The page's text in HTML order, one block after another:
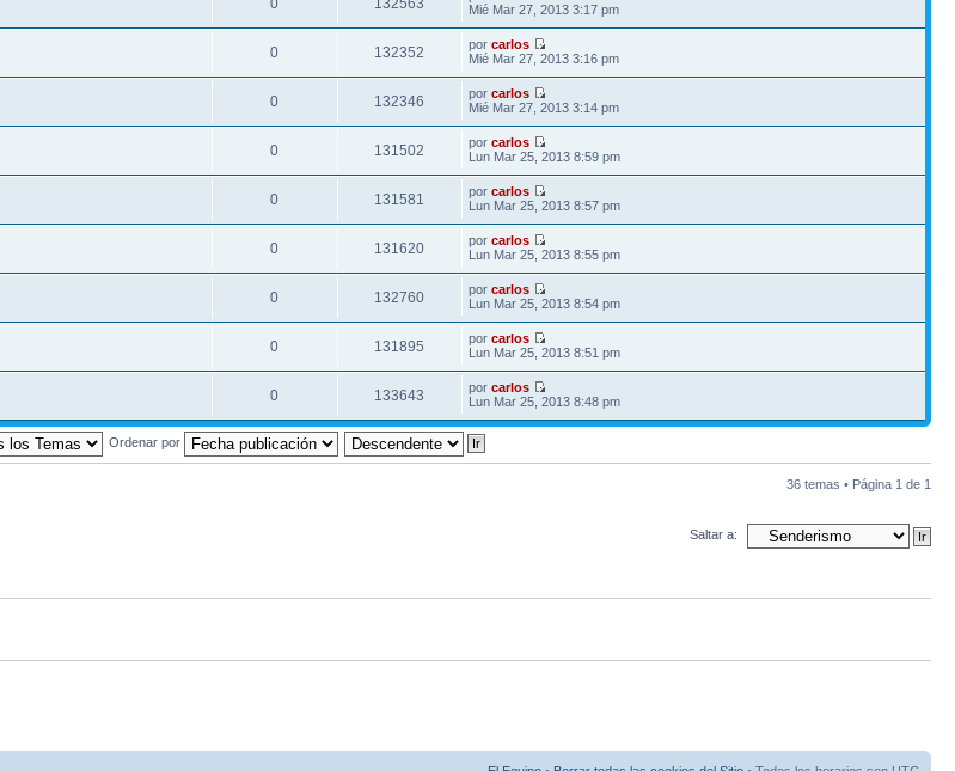
Mié Mar 27, 2013 3:17 pm
0 132352 porcarlos
Mié Mar 27, 2013 3:16 pm
0 132346 porcarlos
Mié Mar 27, 2013 3:14 pm
0 131502 porcarlos
Lun Mar 25, 2013 8:59 pm
0 131581 porcarlos
Lun Mar 25, 2013 8:57 pm
0 131620 porcarlos
Lun Mar 25, 2013 8:55 pm
0 132760 porcarlos
Lun Mar 25, 2013 8:54 pm
0 131895 porcarlos
Lun Mar 25, 2013 8:51 pm
0 133643 porcarlos
Lun Mar 25, 2013 8:48 pm
Ordenar por
36 temas • Página 1 de 1
Saltar a: